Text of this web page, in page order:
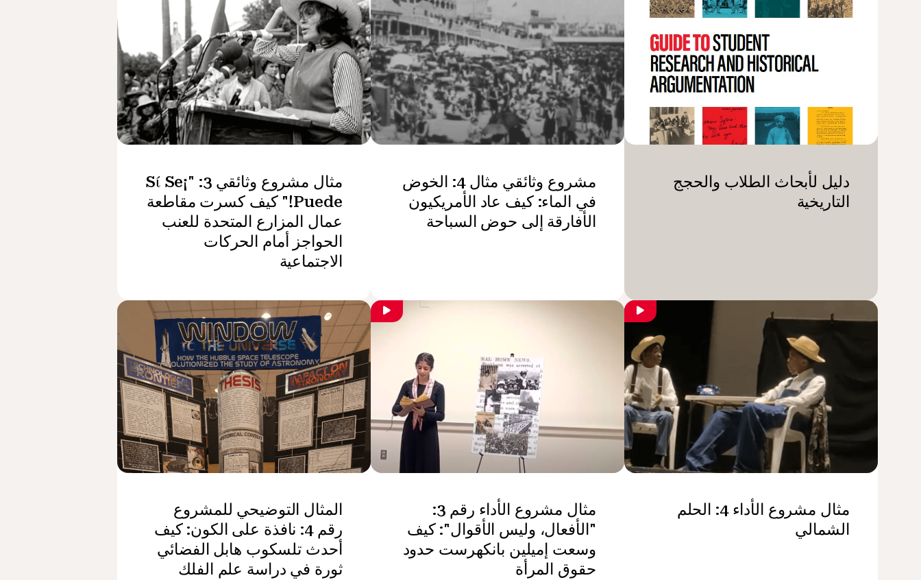
دليل لأبحاث الطلاب والحجج
التاريخية
مشروع وثائقي مثال 4: الخوض
في الماء: كيف عاد الأمريكيون
الأفارقة إلى حوض السباحة
مثال مشروع وثائقي 3: "¡Sί Se
Puede!" كيف كسرت مقاطعة
عمال المزارع المتحدة للعنب
الحواجز أمام الحركات
الاجتماعية
مثال مشروع الأداء 4: الحلم
الشمالي
مثال مشروع الأداء رقم 3:
"الأفعال، وليس الأقوال": كيف
وسعت إميلين بانكهرست حدود
حقوق المرأة
المثال التوضيحي للمشروع
رقم 4: نافذة على الكون: كيف
أحدث تلسكوب هابل الفضائي
ثورة في دراسة علم الفلك